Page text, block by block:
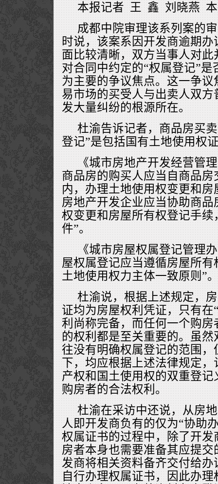
本报记者 王 鑫 刘晓燕
成都中院审理该系列案的
时说，该案系因开发商逾期
面比较清晰，双方当事人对
对合同中约定的“权属登记”
为主要的争议焦点。这一争
易市场的买受人与出卖人双
发大量纠纷的根源所在。
杜渝告诉记者，商品房买
登记”是包括国有土地使用权
《城市房地产开发经营管
商品房的购买人应当自商品房
内，办理土地使用权变更和
房地产开发企业应当协助商
权变更和房屋所有权登记手
件”。
《城市房屋权属登记管理
屋权属登记应当遵循房屋所
土地使用权力主体一致原则”
杜渝说，根据上述规定，
证均为房屋权利凭证，只有在
利尚称完备，而任何一个购
的权利都是至关重要的。虽
往没有明确权属登记的范围
下，均应根据上述法律规定
产权和国土使用权的双重登
购房者的合法权利。
杜渝在采访中还说，从房
人即开发商负有的仅为“协助
权属证书的过程中，除了开
房者本身也需要准备其应提
发商将相关资料备齐交付给
自行办理权属证书，因此办